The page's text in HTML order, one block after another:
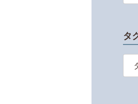
ゴ
ー
タ